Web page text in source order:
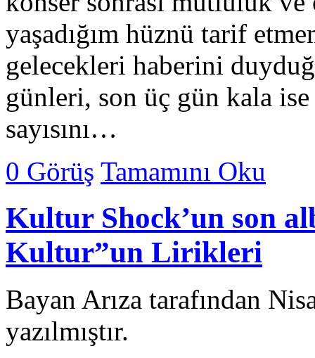
yaşadığım hüznü tarif
gelecekleri haberini
günleri, son üç gün kala
sayısını…
0 Görüş Tamamını Oku
Kultur Shock’un son
Kultur”un Lirikleri
Bayan Arıza tarafından
yazılmıştır.